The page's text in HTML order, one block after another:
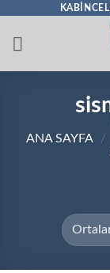
ANA SAYFA /